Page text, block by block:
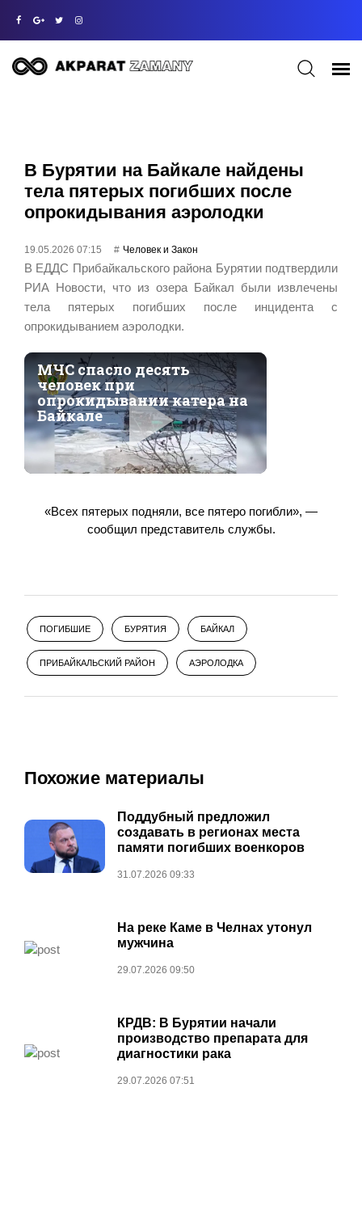
В Бурятии на Байкале найдены
тела пятерых погибших после
опрокидывания аэролодки
19.05.2026 07:15 Человек и Закон
В ЕДДС Прибайкальского района Бурятии подтвердили
РИА Новости, что из озера Байкал были извлечены
тела пятерых погибших после инцидента с
опрокидыванием аэролодки.
«Всех пятерых подняли, все пятеро погибли», —
сообщил представитель службы.
ПОГИБШИЕ БУРЯТИЯ БАЙКАЛ
ПРИБАЙКАЛЬСКИЙ РАЙОН АЭРОЛОДКА
Похожие материалы
Поддубный предложил
создавать в регионах места
памяти погибших военкоров
31.07.2026 09:33
На реке Каме в Челнах утонул
мужчина
29.07.2026 09:50
КРДВ: В Бурятии начали
производство препарата для
диагностики рака
29.07.2026 07:51